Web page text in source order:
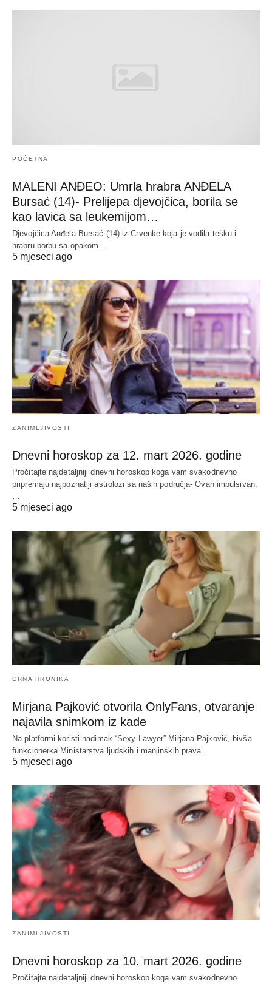
POČETNA
MALENI ANĐEO: Umrla hrabra ANĐELA
Bursać (14)- Prelijepa djevojčica, borila se
kao lavica sa leukemijom…
Djevojčica Anđela Bursać (14) iz Crvenke koja je vodila tešku i
hrabru borbu sa opakom…
5 mjeseci ago
ZANIMLJIVOSTI
Dnevni horoskop za 12. mart 2026. godine
Pročitajte najdetaljniji dnevni horoskop koga vam svakodnevno
pripremaju najpoznatiji astrolozi sa naših područja- Ovan impulsivan,
…
5 mjeseci ago
CRNA HRONIKA
Mirjana Pajković otvorila OnlyFans, otvaranje
najavila snimkom iz kade
Na platformi koristi nadimak “Sexy Lawyer” Mirjana Pajković, bivša
funkcionerka Ministarstva ljudskih i manjinskih prava…
5 mjeseci ago
ZANIMLJIVOSTI
Dnevni horoskop za 10. mart 2026. godine
Pročitajte najdetaljniji dnevni horoskop koga vam svakodnevno